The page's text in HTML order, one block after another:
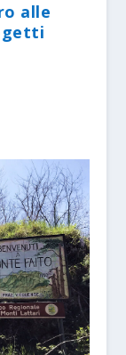
alle